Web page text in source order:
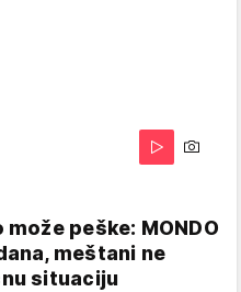
peške: MONDO
meštani ne
situaciju